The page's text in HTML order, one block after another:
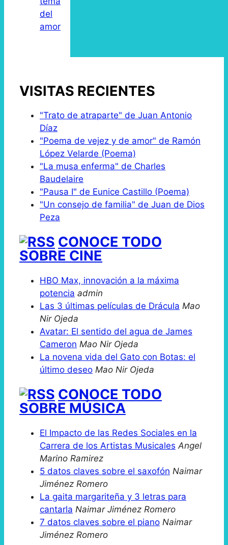
del
amor
VISITAS RECIENTES
"Trato de atraparte" de Juan Antonio
Díaz
"Poema de vejez y de amor" de Ramón
López Velarde (Poema)
"La musa enferma" de Charles
Baudelaire
"Pausa I" de Eunice Castillo (Poema)
"Un consejo de familia" de Juan de Dios
Peza
CONOCE TODO
SOBRE CINE
HBO Max, innovación a la máxima
potencia admin
Las 3 últimas películas de Drácula Mao
Nir Ojeda
Avatar: El sentido del agua de James
Cameron Mao Nir Ojeda
La novena vida del Gato con Botas: el
último deseo Mao Nir Ojeda
CONOCE TODO
SOBRE MÚSICA
El Impacto de las Redes Sociales en la
Carrera de los Artistas Musicales Angel
Marino Ramirez
5 datos claves sobre el saxofón Naimar
Jiménez Romero
La gaita margariteña y 3 letras para
cantarla Naimar Jiménez Romero
7 datos claves sobre el piano Naimar
Jiménez Romero